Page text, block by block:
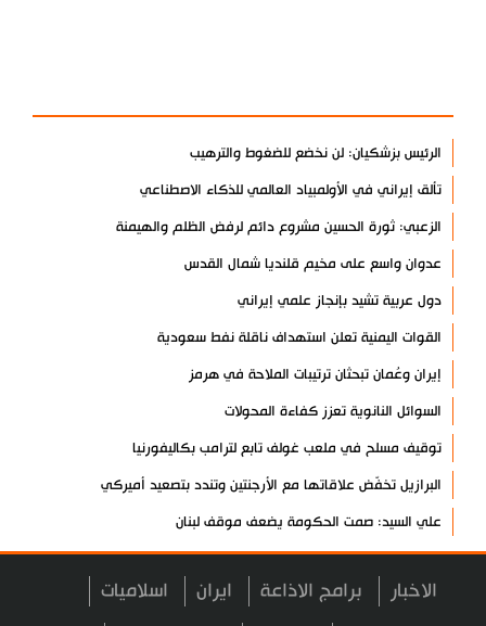
الرئيس بزشكيان: لن نخضع للضغوط والترهيب
تألق إيراني في الأولمبياد العالمي للذكاء الاصطناعي
الزعبي: ثورة الحسين مشروع دائم لرفض الظلم والهيمنة
عدوان واسع على مخيم قلنديا شمال القدس
دول عربية تشيد بإنجاز علمي إيراني
القوات اليمنية تعلن استهداف ناقلة نفط سعودية
إيران وعُمان تبحثان ترتيبات الملاحة في هرمز
السوائل النانوية تعزز كفاءة المحولات
توقيف مسلح في ملعب غولف تابع لترامب بكاليفورنيا
البرازيل تخفّض علاقاتها مع الأرجنتين وتندد بتصعيد أميركي
علي السيد: صمت الحكومة يضعف موقف لبنان
انخفاض حاد في مخزون الصواريخ الأمريكية
العراق يعلن نجاح خطة زيارة الأربعين
الاخبار برامج الاذاعة ايران اسلاميات